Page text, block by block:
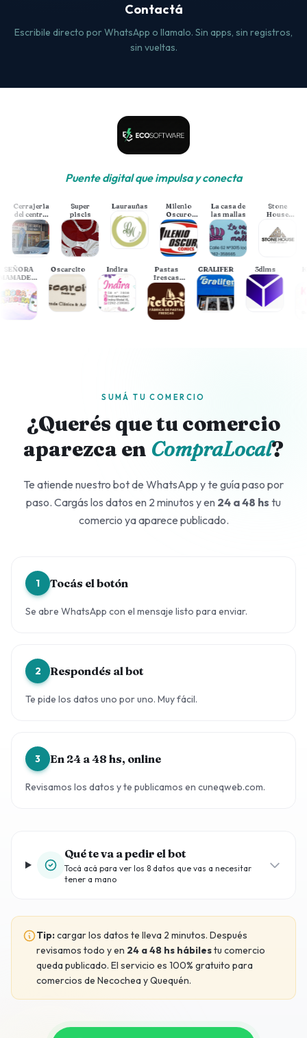
Contactá
Escribile directo por WhatsApp o llamalo. Sin apps, sin registros,
sin vueltas.
Puente digital que impulsa y conecta
Cerrajeria
del centro
Necochea
Super
piscis
Laurauñas
Milenio
Oscuro
Comics
La casa de
las mallas
Stone
House
SEÑORA
MAMADERA
Oscarcito Indira
Pastas
frescas
Victoria
GRALIFER 3dlms
SUMÁ TU COMERCIO
¿Querés que tu comercio
aparezca en CompraLocal?
Te atiende nuestro bot de WhatsApp y te guía paso por
paso. Cargás los datos en 2 minutos y en 24 a 48 hs tu
comercio ya aparece publicado.
1 Tocás el botón
Se abre WhatsApp con el mensaje listo para enviar.
2 Respondés al bot
Te pide los datos uno por uno. Muy fácil.
3 En 24 a 48 hs, online
Revisamos los datos y te publicamos en cuneqweb.com.
Qué te va a pedir el bot
Tocá acá para ver los 8 datos que vas a necesitar
tener a mano
Tip:cargar los datos te lleva 2 minutos. Después
revisamos todo y en 24 a 48 hs hábilestu comercio
queda publicado. El servicio es 100% gratuito para
comercios de Necochea y Quequén.